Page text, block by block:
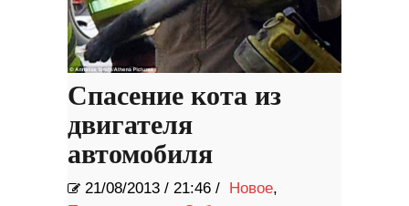
Спасение кота из
двигателя
автомобиля
21/08/2013 / 21:46 / Новое,